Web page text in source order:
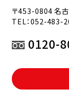
〒453-0804 名
TEL：052-483-
0120-